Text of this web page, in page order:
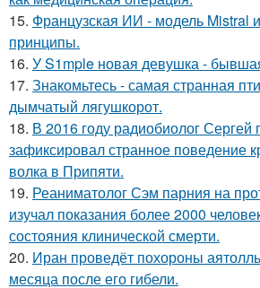
15. Французская ИИ - модель Mistral
принципы.
16. У S1mple новая девушка -
17. Знакомьтесь - самая странная
дымчатый лягушкорот.
18. В 2016 году радиобиолог Сергей
зафиксировал странное поведение
волка в Припяти.
19. Реаниматолог Сэм парния на
изучал показания более 2000
состояния клинической смерти.
20. Иран проведёт похороны
месяца после его гибели.